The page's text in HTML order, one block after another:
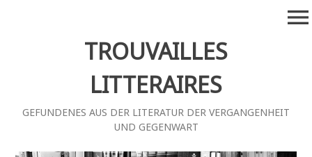
TROUVAILLES
LITTERAIRES
GEFUNDENES AUS DER LITERATUR DER VERGANGENHEIT
UND GEGENWART
menu